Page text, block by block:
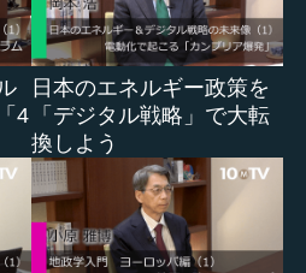
、中国自体の経済が、なぜここ
まったときの中国には、本当は
国から技術と資本を持ってき
と。それで経済を発展させて
できたのは何かというと、土地
などはいくらでも勝手につけ
とカネのなる木だったのです。
うに行ったわけです。そうする
4
日本のエネルギー政策を
「デジタル戦略」で大転
換しよう